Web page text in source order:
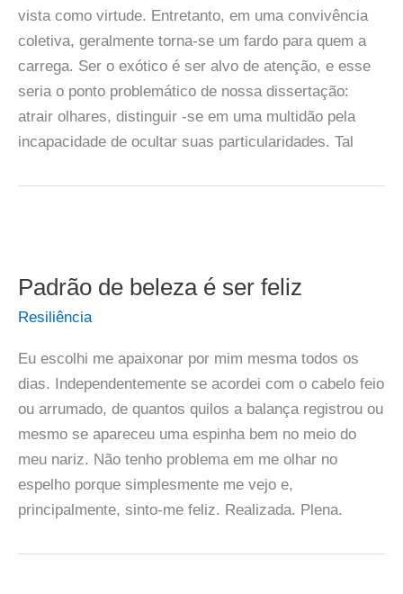
vista como virtude. Entretanto, em uma convivência
coletiva, geralmente torna-se um fardo para quem a
carrega. Ser o exótico é ser alvo de atenção, e esse
seria o ponto problemático de nossa dissertação:
atrair olhares, distinguir -se em uma multidão pela
incapacidade de ocultar suas particularidades. Tal
Padrão de beleza é ser feliz
Resiliência
Eu escolhi me apaixonar por mim mesma todos os
dias. Independentemente se acordei com o cabelo feio
ou arrumado, de quantos quilos a balança registrou ou
mesmo se apareceu uma espinha bem no meio do
meu nariz. Não tenho problema em me olhar no
espelho porque simplesmente me vejo e,
principalmente, sinto-me feliz. Realizada. Plena.